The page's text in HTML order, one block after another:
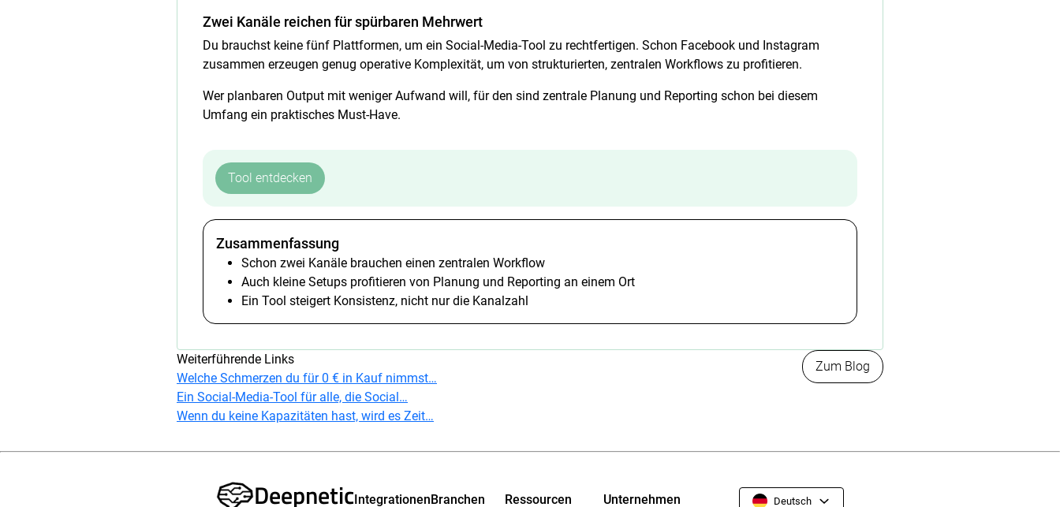
Zwei Kanäle reichen für spürbaren Mehrwert
Du brauchst keine fünf Plattformen, um ein Social-Media-Tool zu rechtfertigen. Schon Facebook und Instagram
zusammen erzeugen genug operative Komplexität, um von strukturierten, zentralen Workflows zu profitieren.
Wer planbaren Output mit weniger Aufwand will, für den sind zentrale Planung und Reporting schon bei diesem
Umfang ein praktisches Must-Have.
Tool entdecken
Zusammenfassung
Schon zwei Kanäle brauchen einen zentralen Workflow
Auch kleine Setups profitieren von Planung und Reporting an einem Ort
Ein Tool steigert Konsistenz, nicht nur die Kanalzahl
Weiterführende Links
Welche Schmerzen du für 0 € in Kauf nimmst…
Ein Social-Media-Tool für alle, die Social…
Wenn du keine Kapazitäten hast, wird es Zeit…
Zum Blog
Deepnetic Integrationen Branchen Ressourcen Unternehmen Deutsch